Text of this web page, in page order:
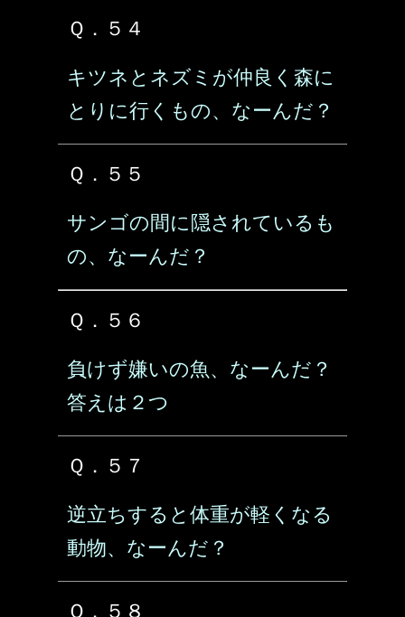
Ｑ．５４
キツネとネズミが仲良く森に
とりに行くもの、なーんだ？
Ｑ．５５
サンゴの間に隠されているも
の、なーんだ？
Ｑ．５６
負けず嫌いの魚、なーんだ？
答えは２つ
Ｑ．５７
逆立ちすると体重が軽くなる
動物、なーんだ？
Ｑ．５８